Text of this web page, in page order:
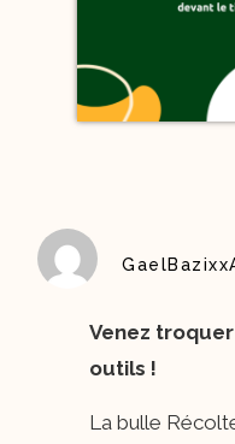
Venez
outils !
La bulle